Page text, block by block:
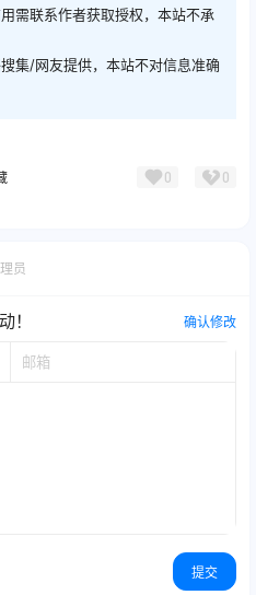
需联系作者获取授权，本站不承
集/网友提供，本站不对信息准确
0 0
员
！ 确认修改
提交